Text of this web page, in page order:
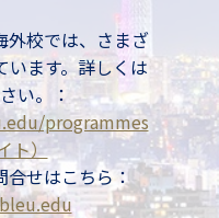
外校では、さまざ
います。詳しくは
い。：
programmes
ト）
合せはこちら：